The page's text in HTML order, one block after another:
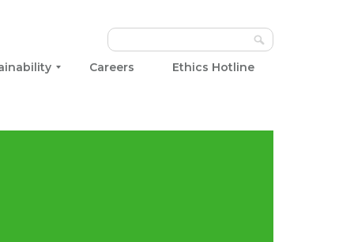
Careers Ethics Hotline